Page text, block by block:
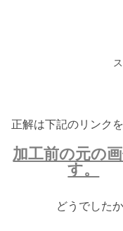
正解は下記のリンク
加工前の元の
す。
どうでした